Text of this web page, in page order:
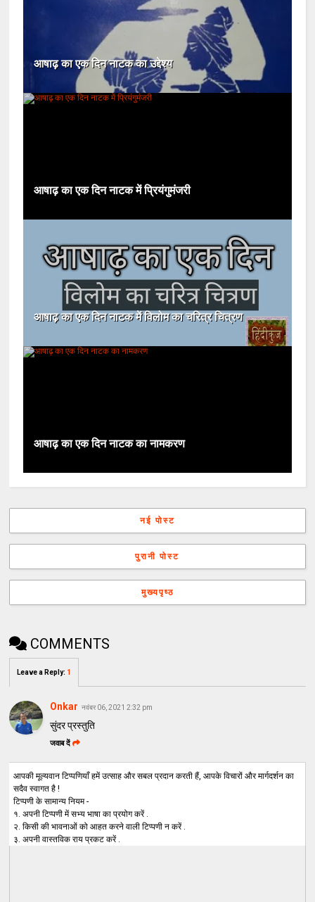
आषाढ़ का एक दिन नाटक का उद्देश्य
आषाढ़ का एक दिन नाटक में प्रियंगुमंजरी
आषाढ़ का एक दिन नाटक में विलोम का चरित्र चित्रण
आषाढ़ का एक दिन नाटक का नामकरण
नई पोस्ट
पुरानी पोस्ट
मुख्यपृष्ठ
COMMENTS
Leave a Reply: 1
Onkar नवंबर 06, 2021 2:32 pm
सुंदर प्रस्तुति
जवाब दें
आपकी मूल्यवान टिप्पणियाँ हमें उत्साह और सबल प्रदान करती हैं, आपके विचारों और मार्गदर्शन का
सदैव स्वागत है !
टिप्पणी के सामान्य नियम -
१. अपनी टिप्पणी में सभ्य भाषा का प्रयोग करें .
२. किसी की भावनाओं को आहत करने वाली टिप्पणी न करें .
३. अपनी वास्तविक राय प्रकट करें .